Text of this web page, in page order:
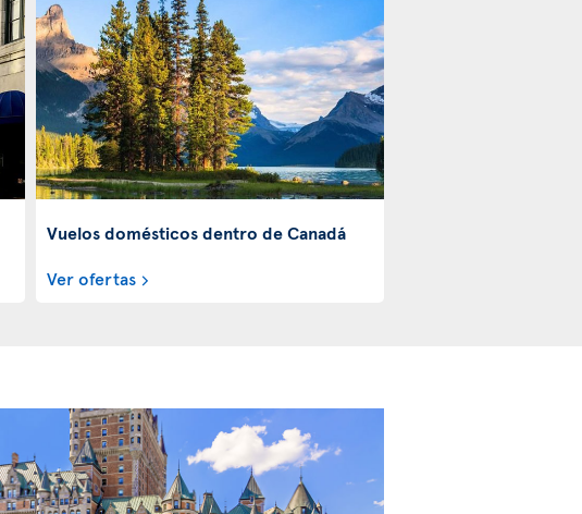
Vuelos domésticos dentro de Canadá
Ver ofertas